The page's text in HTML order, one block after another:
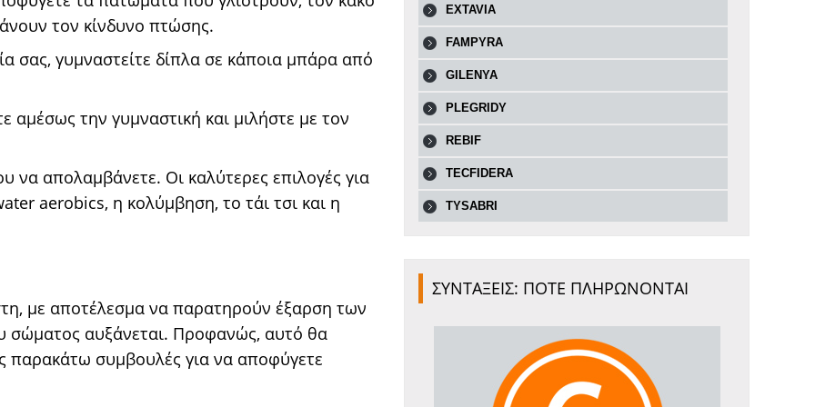
τον κίνδυνο πτώσης.
σας, γυμναστείτε δίπλα σε κάποια μπάρα από
αμέσως την γυμναστική και μιλήστε με τον
να απολαμβάνετε. Οι καλύτερες επιλογές για
aerobics, η κολύμβηση, το τάι τσι και η
με αποτέλεσμα να παρατηρούν έξαρση των
σώματος αυξάνεται. Προφανώς, αυτό θα
παρακάτω συμβουλές για να αποφύγετε
EXTAVIA
FAMPYRA
GILENYA
PLEGRIDY
REBIF
TECFIDERA
TYSABRI
ΣΥΝΤΑΞΕΙΣ: ΠΟΤΕ ΠΛΗΡΩΝΟΝΤΑΙ